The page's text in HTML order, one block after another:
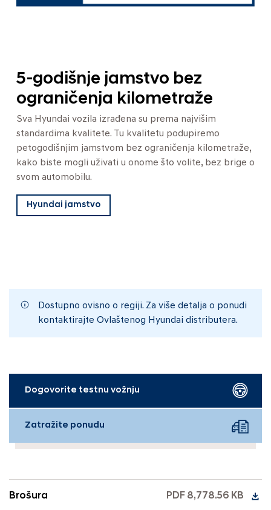
5-godišnje jamstvo bez
ograničenja kilometraže
Sva Hyundai vozila izrađena su prema najvišim
standardima kvalitete. Tu kvalitetu podupiremo
petogodišnjim jamstvom bez ograničenja kilometraže,
kako biste mogli uživati u onome što volite, bez brige o
svom automobilu.
Hyundai jamstvo
Dostupno ovisno o regiji. Za više detalja o ponudi
kontaktirajte Ovlaštenog Hyundai distributera.
Dogovorite testnu vožnju
Zatražite ponudu
Brošura PDF 8,778.56 KB